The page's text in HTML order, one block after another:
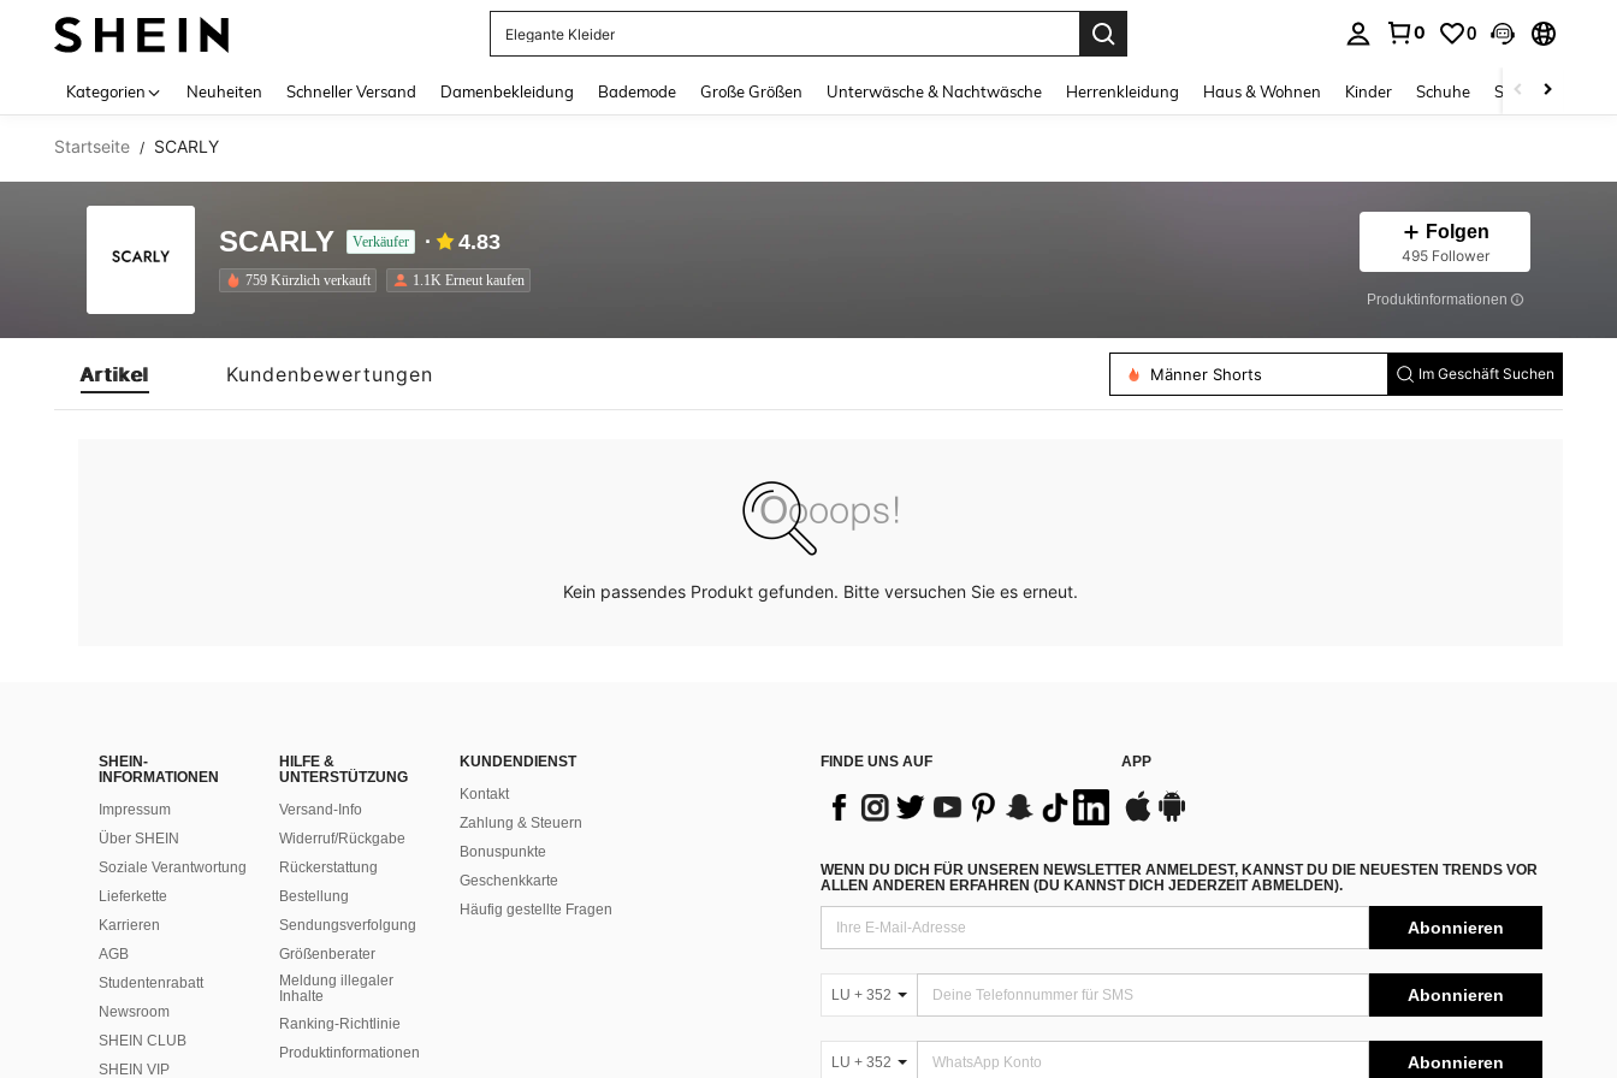
Elegante Kleider
0 0
Kategorien Neuheiten Schneller Versand Damenbekleidung Bademode Große Größen Unterwäsche & Nachtwäsche Herrenkleidung Haus & Wohnen Kinder Schuhe Schmuck &
Startseite / SCARLY
SCARLY Verkäufer 4.83
759 Kürzlich verkauft 1.1K Erneut kaufen
Folgen
495 Follower
Produktinformationen
Artikel Kundenbewertungen Männer Shorts Im Geschäft Suchen
Kein passendes Produkt gefunden. Bitte versuchen Sie es erneut.
SHEIN-
INFORMATIONEN
Impressum
Über SHEIN
Soziale Verantwortung
Lieferkette
Karrieren
AGB
Studentenrabatt
Newsroom
SHEIN CLUB
SHEIN VIP
HILFE &
UNTERSTÜTZUNG
Versand-Info
Widerruf/Rückgabe
Rückerstattung
Bestellung
Sendungsverfolgung
Größenberater
Meldung illegaler
Inhalte
Ranking-Richtlinie
​Produktinformationen
KUNDENDIENST
Kontakt
Zahlung & Steuern
Bonuspunkte
Geschenkkarte
Häufig gestellte Fragen
FINDE UNS AUF APP
WENN DU DICH FÜR UNSEREN NEWSLETTER ANMELDEST, KANNST DU DIE NEUESTEN TRENDS VOR
ALLEN ANDEREN ERFAHREN (DU KANNST DICH JEDERZEIT ABMELDEN).
Abonnieren
LU + 352 Abonnieren
LU + 352 Abonnieren